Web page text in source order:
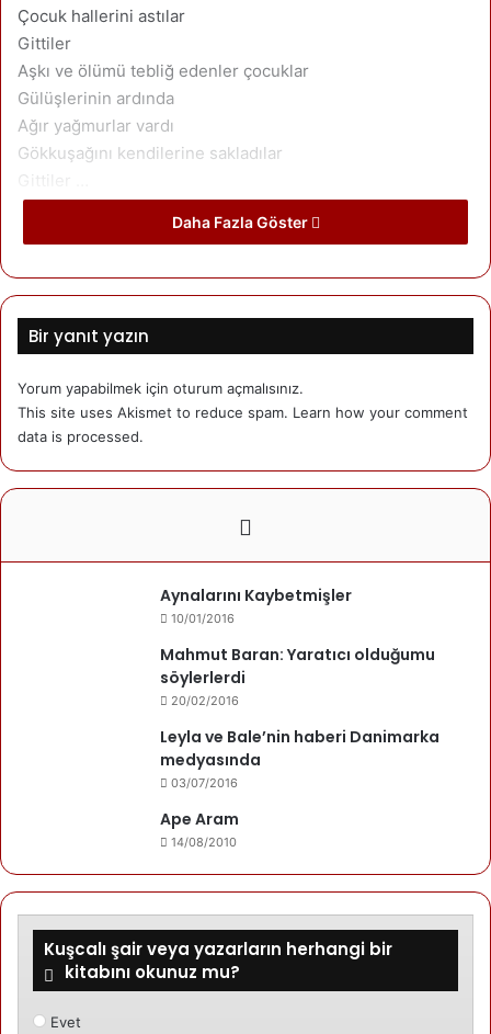
Çocuk hallerini astılar
Gittiler
Aşkı ve ölümü tebliğ edenler çocuklar
Gülüşlerinin ardında
Ağır yağmurlar vardı
Gökkuşağını kendilerine sakladılar
Gittiler …
Mehmet Gezen
Kuşca'da doğdu. Danimarka'da yaşamakta.
Son yazıları
Mehmet Gezen
16/11/2024
Narîn
Mehmet Gezen
24/04/2024
Daha Fazla Göster
Bir yanıt yazın
Yorum yapabilmek için oturum açmalısınız.
This site uses Akismet to reduce spam. Learn how your comment
data is processed.
Aynalarını Kaybetmişler
10/01/2016
Mahmut Baran: Yaratıcı olduğumu
söylerlerdi
20/02/2016
Leyla ve Bale’nin haberi Danimarka
medyasında
03/07/2016
Ape Aram
14/08/2010
Kuşcalı şair veya yazarların herhangi bir
kitabını okunuz mu?
Evet